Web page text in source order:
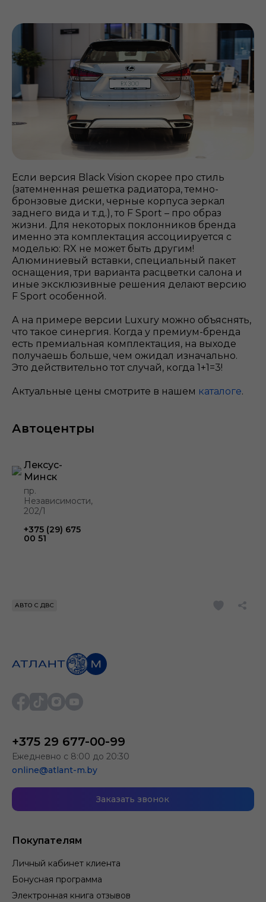
Если версия Black Vision скорее про стиль
(затемненная решетка радиатора, темно-
бронзовые диски, черные корпуса зеркал
заднего вида и т.д.), то F Sport – про образ
жизни. Для некоторых поклонников бренда
именно эта комплектация ассоциируется с
моделью: RX не может быть другим!
Алюминиевый вставки, специальный пакет
оснащения, три варианта расцветки салона и
иные эксклюзивные решения делают версию
F Sport особенной.
А на примере версии Luxury можно объяснять,
что такое синергия. Когда у премиум-бренда
есть премиальная комплектация, на выходе
получаешь больше, чем ожидал изначально.
Это действительно тот случай, когда 1+1=3!
Актуальные цены смотрите в нашем каталоге.
Автоцентры
Лексус-
Минск
пр.
Независимости,
202/1
+375 (29) 675
00 51
АВТО С ДВС
Покупателям
Личный кабинет клиента
Бонусная программа
Электронная книга отзывов
+375 29 677-00-99
Ежедневно с 8:00 до 20:30
online@atlant-m.by
Заказать звонок